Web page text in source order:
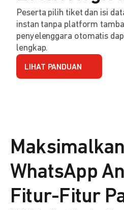
Peserta pilih tiket dan isi
instan tanpa platform
penyelenggara otomatis
lengkap.
LIHAT PANDUAN
WhatsApp
Fitur-Fitur